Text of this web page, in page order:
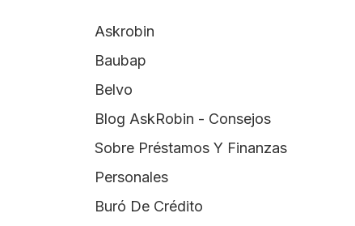
Askrobin
Baubap
Belvo
Blog AskRobin - Consejos
Sobre Préstamos Y Finanzas
Personales
Buró De Crédito